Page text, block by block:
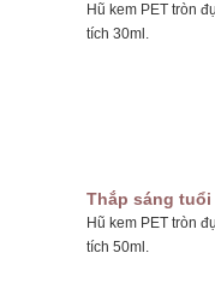
Hũ kem PET tròn
tích 30ml.
Thắp sáng tuổi
Hũ kem PET tròn
tích 50ml.